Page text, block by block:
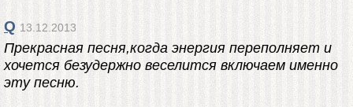
Q 13.12.2013
Прекрасная песня,когда энергия переполняет и
хочется безудержно веселится включаем именно
эту песню.